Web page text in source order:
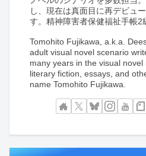
し、現在は真面目に再デビュ
す。精神障害者保健福祉手帳2
Tomohito Fujikawa, a.k.a.
adult visual novel scenario
many years in the visual
literary fiction, essays, and
name Tomohito Fujikawa.